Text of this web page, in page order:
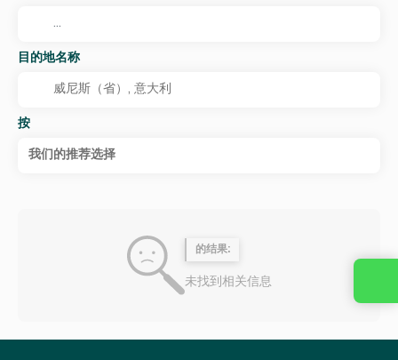
目的地名称
按
我们的推荐选择
的结果:
未找到相关信息